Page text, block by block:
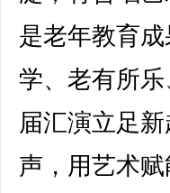
是老年教育
学、老有所
届汇演立足
声，用艺术